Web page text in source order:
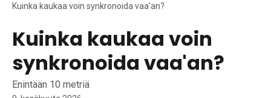
Kuinka kaukaa voin synkronoida vaa'an?
Kuinka kaukaa voin
synkronoida vaa'an?
Enintään 10 metriä